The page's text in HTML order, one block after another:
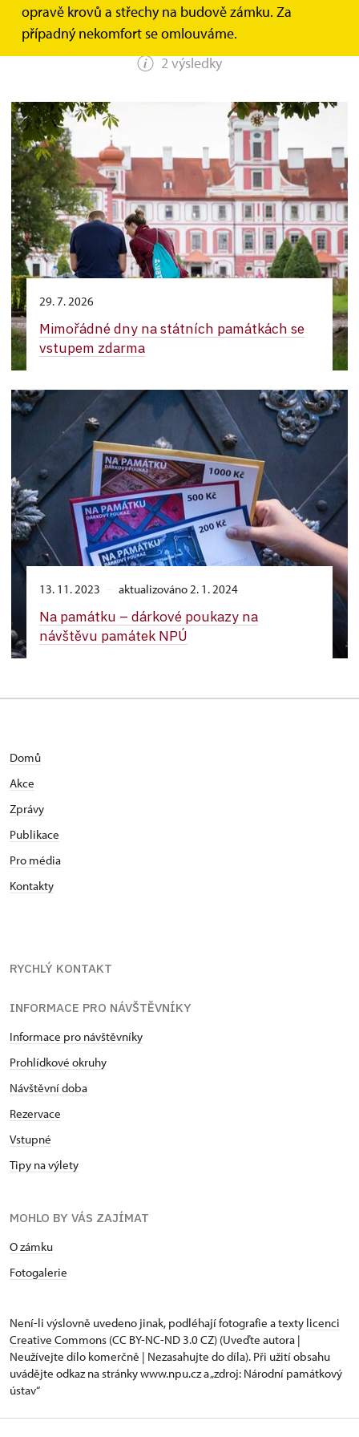
opravě krovů a střechy na budově zámku. Za
případný nekomfort se omlouváme.
HLEDAT
2 výsledky
29. 7. 2026
Mimořádné dny na státních památkách se
vstupem zdarma
13. 11. 2023 aktualizováno 2. 1. 2024
Na památku –⁠ dárkové poukazy na
návštěvu památek NPÚ
Domů
Akce
Zprávy
Publikace
Pro média
Kontakty
RYCHLÝ KONTAKT
INFORMACE PRO NÁVŠTĚVNÍKY
Informace pro návštěvníky
Prohlídkové okruhy
Návštěvní doba
Rezervace
Vstupné
Tipy na výlety
MOHLO BY VÁS ZAJÍMAT
O zámku
Fotogalerie
Není-li výslovně uvedeno jinak, podléhají fotografie a texty licenci
Creative Commons (CC BY-NC-ND 3.0 CZ) (Uveďte autora |
Neužívejte dílo komerčně | Nezasahujte do díla). Při užití obsahu
uvádějte odkaz na stránky www.npu.cz a „zdroj: Národní památkový
ústav“